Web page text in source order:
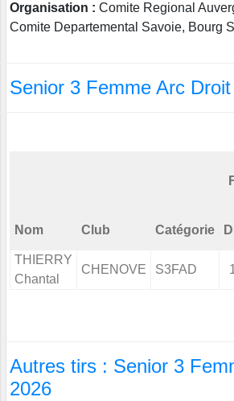
Organisation : Comite Regional
Comite Departemental Savoie, Bourg
Senior 3 Femme Arc
Nom Club Catégorie
THIERRY
Chantal
CHENOVE S3FAD
Autres tirs : Senior 3
2026